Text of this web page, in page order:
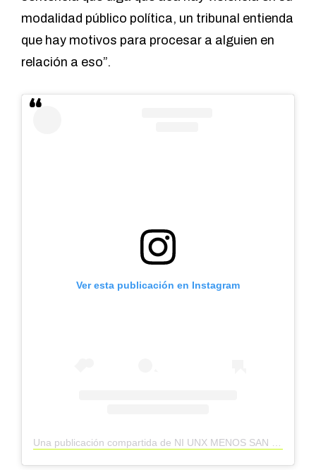
modalidad público política, un tribunal entienda
que hay motivos para procesar a alguien en
relación a eso”.
Ver esta publicación en Instagram